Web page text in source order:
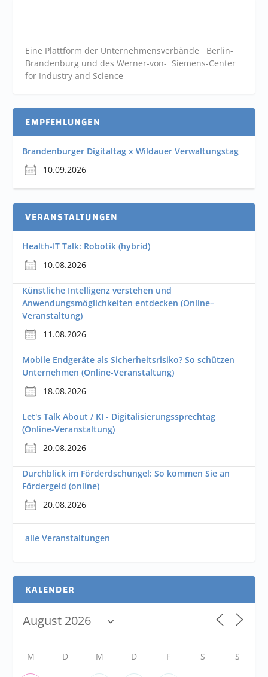
Eine Plattform der Unternehmensverbände Berlin-
Brandenburg und des Werner-von- Siemens-Center
for Industry and Science
EMPFEHLUNGEN
Brandenburger Digitaltag x Wildauer Verwaltungstag
10.09.2026
VERANSTALTUNGEN
Health-IT Talk: Robotik (hybrid)
10.08.2026
Künstliche Intelligenz verstehen und
Anwendungsmöglichkeiten entdecken (Online–
Veranstaltung)
11.08.2026
Mobile Endgeräte als Sicherheitsrisiko? So schützen
Unternehmen (Online-Veranstaltung)
18.08.2026
Let's Talk About / KI - Digitalisierungssprechtag
(Online-Veranstaltung)
20.08.2026
Durchblick im Förderdschungel: So kommen Sie an
Fördergeld (online)
20.08.2026
alle Veranstaltungen
KALENDER
M D M D F S S